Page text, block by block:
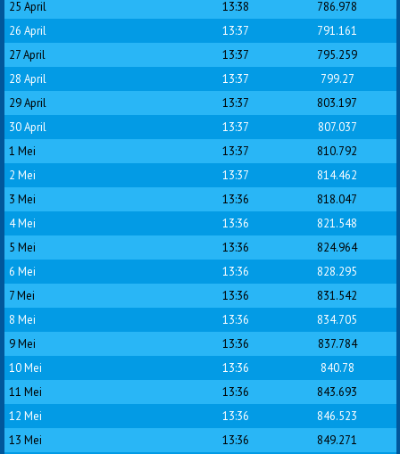
25 April
13:38
786.978
26 April
13:37
791.161
27 April
13:37
795.259
28 April
13:37
799.27
29 April
13:37
803.197
30 April
13:37
807.037
1 Mei
13:37
810.792
2 Mei
13:37
814.462
3 Mei
13:36
818.047
4 Mei
13:36
821.548
5 Mei
13:36
824.964
6 Mei
13:36
828.295
7 Mei
13:36
831.542
8 Mei
13:36
834.705
9 Mei
13:36
837.784
10 Mei
13:36
840.78
11 Mei
13:36
843.693
12 Mei
13:36
846.523
13 Mei
13:36
849.271